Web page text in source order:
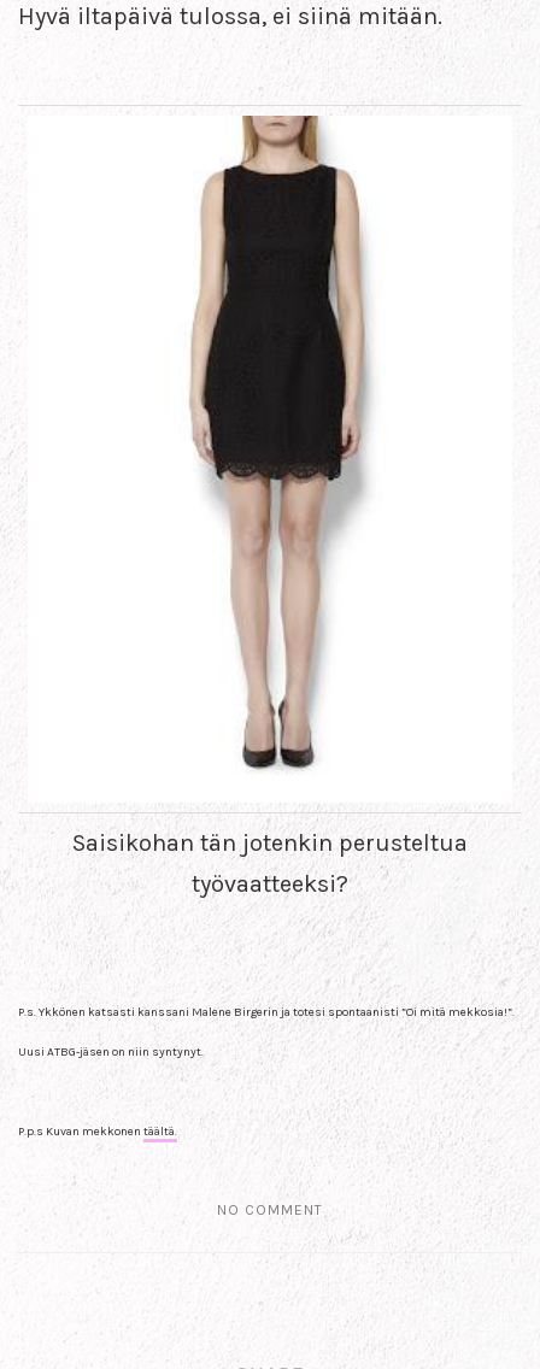
Hyvä iltapäivä tulossa, ei siinä mitään.
Saisikohan tän jotenkin perusteltua
työvaatteeksi?
P.s. Ykkönen katsasti kanssani Malene Birgerin ja totesi spontaanisti ”Oi mitä mekkosia!”.
Uusi ATBG-jäsen on niin syntynyt.
P.p.s Kuvan mekkonen täältä.
NO COMMENT